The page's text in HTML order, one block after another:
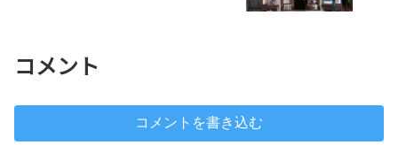
コメント
コメントを書き込む